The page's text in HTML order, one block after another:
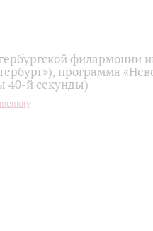
филармонии
программа
40-й секунды)